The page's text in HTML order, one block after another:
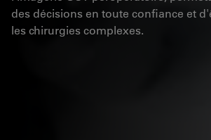
des décisions en toute confiance et
les chirurgies complexes.